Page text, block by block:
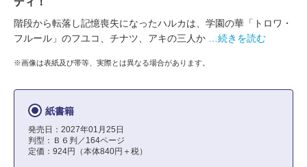
階段から転落し記憶喪失になったハルカは、学園の華「トロワ・
フルール」のフユコ、チナツ、アキの三人か
…続きを読む
※画像は表紙及び帯等、実際とは異なる場合があります。
紙書籍
発売日：2027年01月25日
判型：Ｂ６判／164ページ
定価：924円（本体840円＋税）